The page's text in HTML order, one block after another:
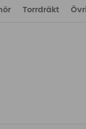
Torrdräkt